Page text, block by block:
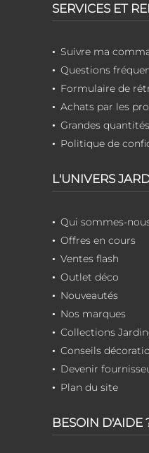
SERVICES ET
Suivre ma
Questions
Formulaire de
Achats par les
Grandes
Politique de
L'UNIVERS
Qui sommes-
Offres en cours
Ventes flash
Outlet déco
Nouveautés
Nos marques
Collections
Conseils
Devenir
Plan du site
BESOIN D'AIDE